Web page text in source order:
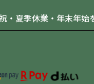
・夏季休業・年末年始